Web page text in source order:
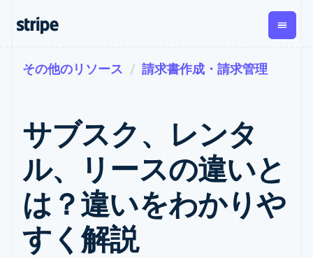
支払い
オンライン決
済
Managed
Payments
マーチャント
オブレコード
ソリューショ
ン
Payment links
コーディング
不要の決済ペ
ージ
Checkout
収益
経常収益
Metronome
従量課金
サブスクリ
プション
サブスクリ
プションの
管理
Invoicing
1 回限りまた
は継続
資金管
Global
Payouts
第三者
への入
フォー
企業規模別
ユースケース別
エージェンティックコマ
ース
E コマース / ECサイト
埋込型金融
請求・財務関連
ドキュメント
ライブラリと SDK
Stripe Apps
ガイド
オンライン決済を受け付
け
構築済みの決済を実装
学ぶ
ガイド
サポート
サポートに問い合わせる
管理サポートプラン
プロフェッショナルサー
ビス
その他のリソース 請求書作成・請求管理
サブスク、レンタ
ル、リースの違いと
は？違いをわかりや
すく解説